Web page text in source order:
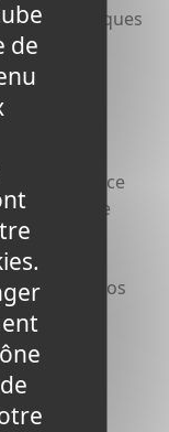
en quelques
vos usages
d’un service
mérite
et peut
qu’aux gros
de